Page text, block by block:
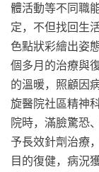
體活動等不同職
定，不但找回生
色點狀彩繪出姿
個多月的治療與
的溫暖，照顧因
旋醫院社區精神
院時，滿臉驚恐
予長效針劑治療
目的復健，病況